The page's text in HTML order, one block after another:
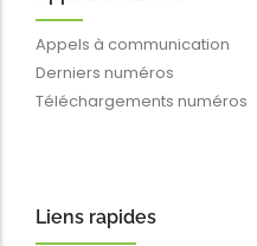
Appels à communication
Derniers numéros
Téléchargements numéros
Liens rapides